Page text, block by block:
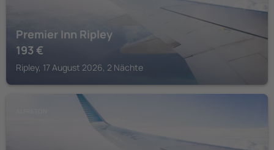
Premier Inn Ripley
193 €
Ripley, 17 August 2026, 2 Nächte